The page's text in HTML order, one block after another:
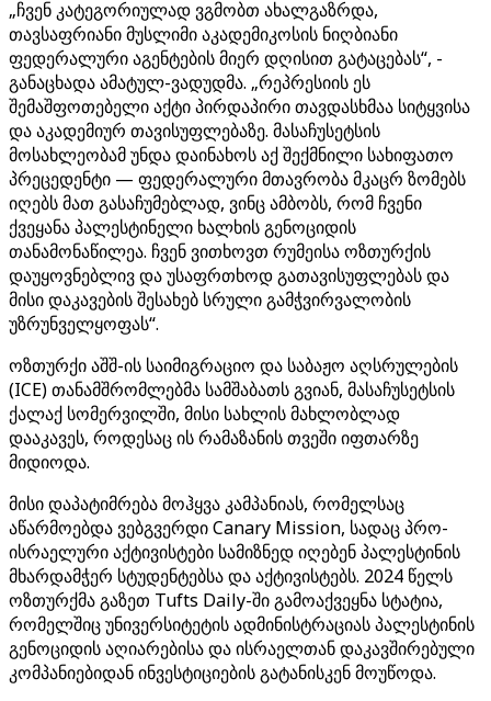
„ჩვენ კატეგორიულად ვგმობთ ახალგაზრდა,
თავსაფრიანი მუსლიმი აკადემიკოსის ნიღბიანი
ფედერალური აგენტების მიერ დღისით გატაცებას“, -
განაცხადა ამატულ-ვადუდმა. „რეპრესიის ეს
შემაშფოთებელი აქტი პირდაპირი თავდასხმაა სიტყვისა
და აკადემიურ თავისუფლებაზე. მასაჩუსეტსის
მოსახლეობამ უნდა დაინახოს აქ შექმნილი სახიფათო
პრეცედენტი — ფედერალური მთავრობა მკაცრ ზომებს
იღებს მათ გასაჩუმებლად, ვინც ამბობს, რომ ჩვენი
ქვეყანა პალესტინელი ხალხის გენოციდის
თანამონაწილეა. ჩვენ ვითხოვთ რუმეისა ოზთურქის
დაუყოვნებლივ და უსაფრთხოდ გათავისუფლებას და
მისი დაკავების შესახებ სრული გამჭვირვალობის
უზრუნველყოფას“.
ოზთურქი აშშ-ის საიმიგრაციო და საბაჟო აღსრულების
(ICE) თანამშრომლებმა სამშაბათს გვიან, მასაჩუსეტსის
ქალაქ სომერვილში, მისი სახლის მახლობლად
დააკავეს, როდესაც ის რამაზანის თვეში იფთარზე
მიდიოდა.
მისი დაპატიმრება მოჰყვა კამპანიას, რომელსაც
აწარმოებდა ვებგვერდი Canary Mission, სადაც პრო-
ისრაელური აქტივისტები სამიზნედ იღებენ პალესტინის
მხარდამჭერ სტუდენტებსა და აქტივისტებს. 2024 წელს
ოზთურქმა გაზეთ Tufts Daily-ში გამოაქვეყნა სტატია,
რომელშიც უნივერსიტეტის ადმინისტრაციას პალესტინის
გენოციდის აღიარებისა და ისრაელთან დაკავშირებული
კომპანიებიდან ინვესტიციების გატანისკენ მოუწოდა.